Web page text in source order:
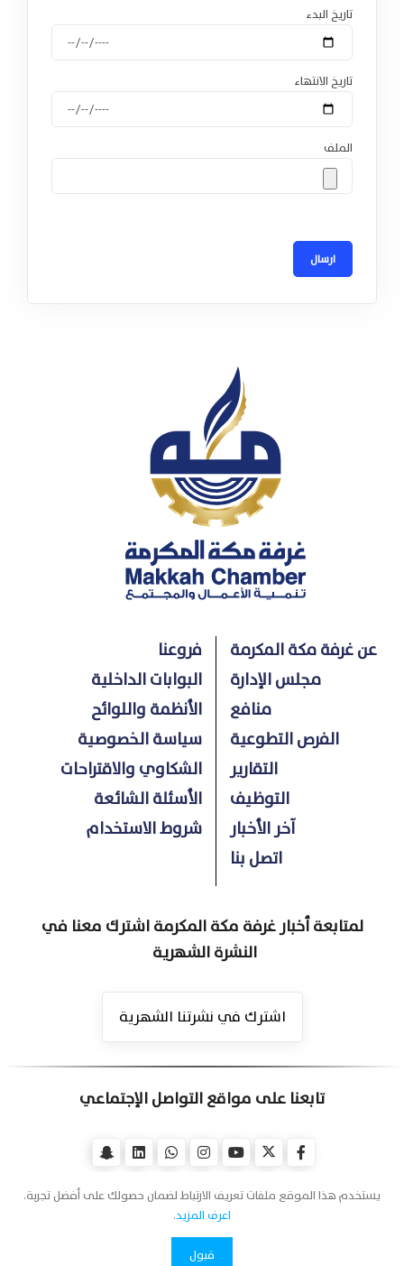
تاريخ البدء
تاريخ الانتهاء
الملف
ارسال
عن غرفة مكة المكرمة
مجلس الإدارة
منافع
الفرص التطوعية
التقارير
التوظيف
آخر الأخبار
اتصل بنا
فروعنا
البوابات الداخلية
الأنظمة واللوائح
سياسة الخصوصية
الشكاوي والاقتراحات
الأسئلة الشائعة
شروط الاستخدام
لمتابعة أخبار غرفة مكة المكرمة اشترك معنا في
النشرة الشهرية
اشترك في نشرتنا الشهرية
تابعنا على مواقع التواصل الإجتماعي
يستخدم هذا الموقع ملفات تعريف الارتباط لضمان حصولك على أفضل تجربة.
اعرف المزيد.
قبول